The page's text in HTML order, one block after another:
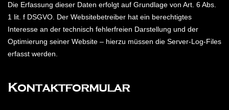
Die Erfassung dieser Daten erfolgt auf Grundlage von Art. 6 Abs.
1 lit. f DSGVO. Der Websitebetreiber hat ein berechtigtes
Interesse an der technisch fehlerfreien Darstellung und der
Optimierung seiner Website – hierzu müssen die Server-Log-Files
erfasst werden.
Kontaktformular